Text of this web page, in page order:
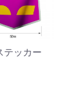
ッカー